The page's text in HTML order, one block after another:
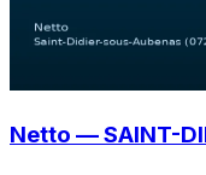
Netto — SAINT-